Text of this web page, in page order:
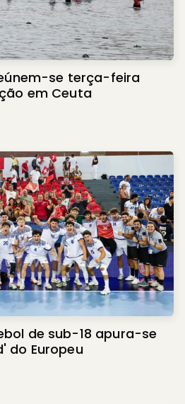
se terça-feira
em Ceuta
de sub-18 apura-se
do Europeu